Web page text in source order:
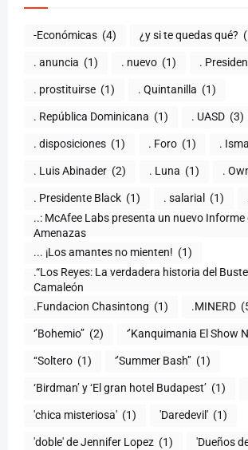
-Económicas (4) ¿y si te quedas qué?
. anuncia (1) . nuevo (1) .
. prostituirse (1) . Quintanilla (1)
. República Dominicana (1) . UASD (3)
. disposiciones (1) . Foro (1) .
. Luis Abinader (2) . Luna (1) .
. Presidente Black (1) . salarial (1)
..: McAfee Labs presenta un nuevo Informe
... ¡Los amantes no mienten! (1)
.“Los Reyes: La verdadera historia del
Camaleón
.Fundacion Chasintong (1) .MINERD
‘’Bohemio’’ (2) ‘’Kanquimania El Show
‘‘Soltero (1) ‘’Summer Bash’’ (1)
‘Birdman’ y ‘El gran hotel Budapest’ (1)
'chica misteriosa' (1) 'Daredevil' (1)
'doble' de Jennifer Lopez (1) 'Dueños